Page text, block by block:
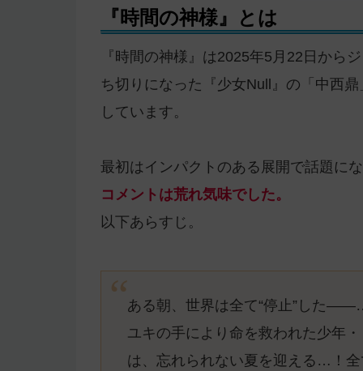
『時間の神様』とは
『時間の神様』は2025年5月22日から
ち切りになった『少女Null』の「中西
しています。
最初はインパクトのある展開で話題に
コメントは荒れ気味でした。
以下あらすじ。
ある朝、世界は全て“停止”した
ユキの手により命を救われた少年
は、忘れられない夏を迎える…！